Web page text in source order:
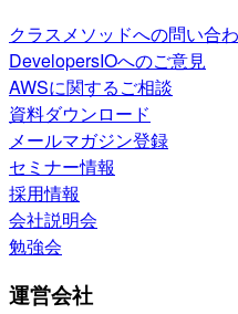
クラスメソッドへの問い合
DevelopersIOへのご意見
AWSに関するご相談
資料ダウンロード
メールマガジン登録
セミナー情報
採用情報
会社説明会
勉強会
運営会社